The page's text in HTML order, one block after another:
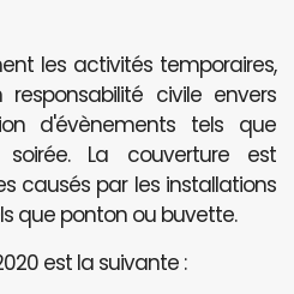
les activités temporaires,
civile envers
d'évènements tels que
La couverture est
causés par les installations
que ponton ou buvette.
est la suivante :